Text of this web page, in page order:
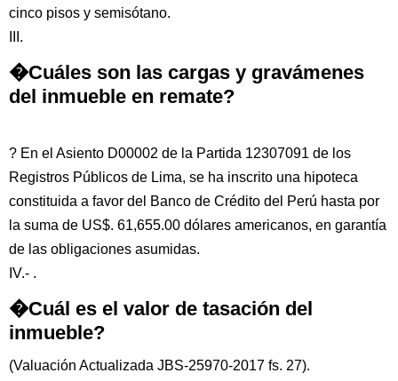
cinco pisos y semisótano.
III.
�Cuáles son las cargas y gravámenes
del inmueble en remate?
? En el Asiento D00002 de la Partida 12307091 de los
Registros Públicos de Lima, se ha inscrito una hipoteca
constituida a favor del Banco de Crédito del Perú hasta por
la suma de US$. 61,655.00 dólares americanos, en garantía
de las obligaciones asumidas.
IV.- .
�Cuál es el valor de tasación del
inmueble?
(Valuación Actualizada JBS-25970-2017 fs. 27).